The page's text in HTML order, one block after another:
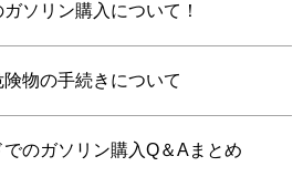
ソリン購入について！
物の手続きについて
のガソリン購入Q＆Aまとめ